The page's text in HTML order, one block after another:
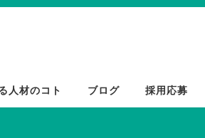
人材のコト ブログ 採用応募